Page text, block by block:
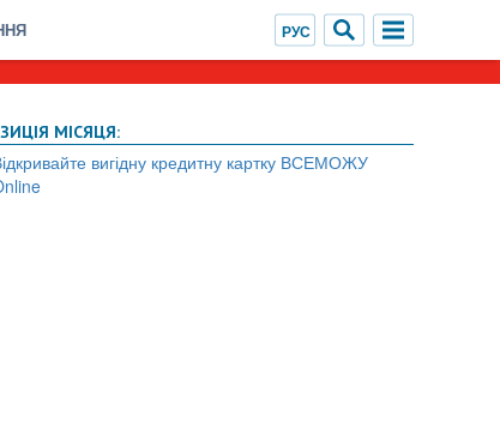
МІСЯЦЯ:
вигідну кредитну картку ВСЕМОЖУ